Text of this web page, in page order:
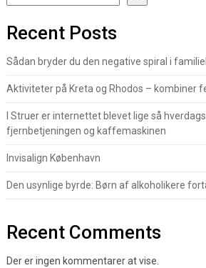
Recent Posts
Sådan bryder du den negative spiral i
Aktiviteter på Kreta og Rhodos – kombiner
I Struer er internettet blevet lige så
fjernbetjeningen og kaffemaskinen
Invisalign København
Den usynlige byrde: Børn af alkoholikere
Recent Comments
Der er ingen kommentarer at vise.